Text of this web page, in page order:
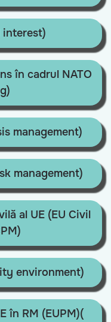
interest)
în cadrul NATO
management)
management)
al UE (EU Civil
environment)
în RM (EUPM)(